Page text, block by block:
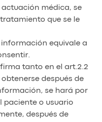
médica, se
que se le
equivale a
tanto en el art.2.2
después de
se hará por
paciente o usuario
después de